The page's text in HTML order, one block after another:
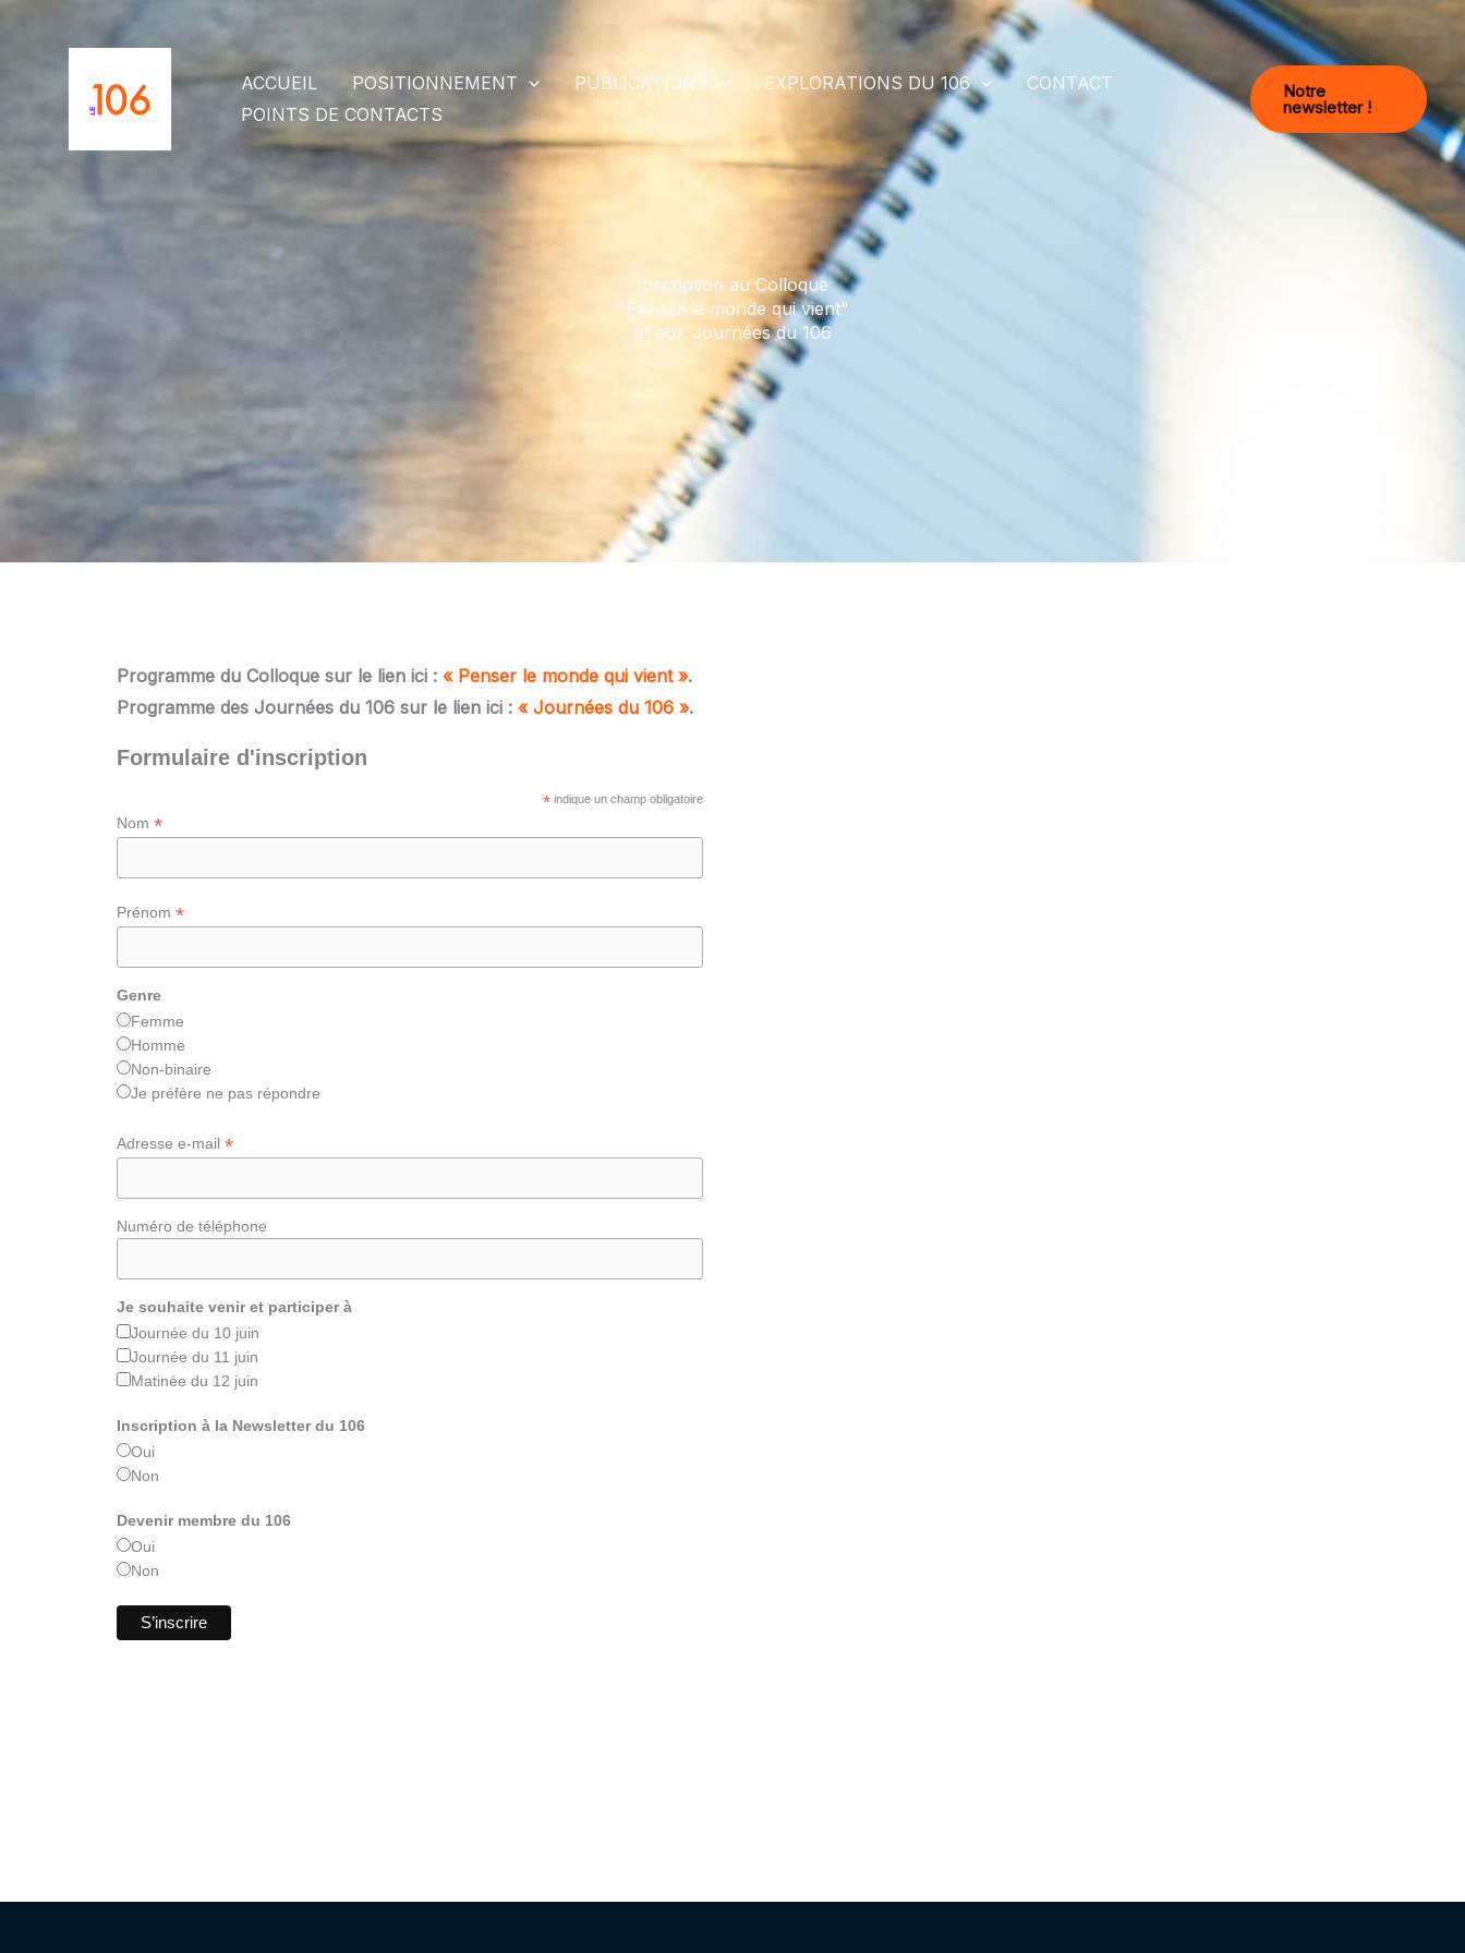
ACCUEIL POSITIONNEMENT PUBLICATIONS EXPLORATIONS DU 106
CONTACT
POINTS DE CONTACTS
Notre
newsletter !
Inscription au Colloque
"Penser le monde qui vient"
et aux Journées du 106
Programme du Colloque sur le lien ici : « Penser le monde qui vient ».
Programme des Journées du 106 sur le lien ici : « Journées du 106 ».
Formulaire d'inscription
*indique un champ obligatoire
Nom *
Prénom *
Genre
Femme
Homme
Non‑binaire
Je préfère ne pas répondre
Adresse e-mail *
Numéro de téléphone
Je souhaite venir et participer à
Journée du 10 juin
Journée du 11 juin
Matinée du 12 juin
Inscription à la Newsletter du 106
Oui
Non
Devenir membre du 106
Oui
Non